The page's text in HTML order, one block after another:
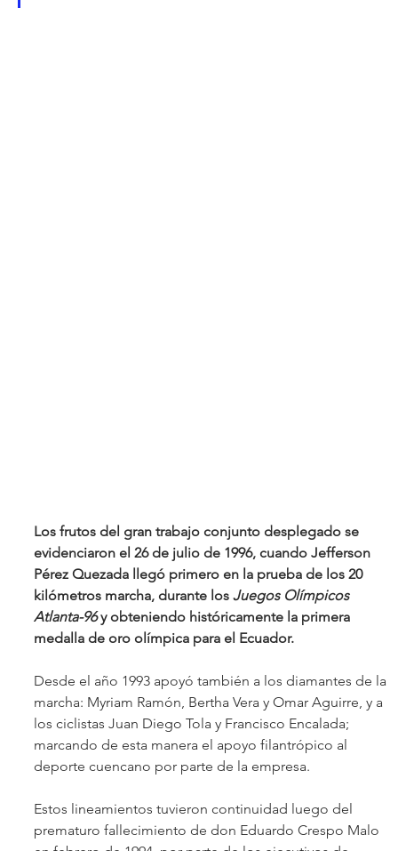
Los frutos del gran trabajo conjunto desplegado se
evidenciaron el 26 de julio de 1996, cuando Jefferson
Pérez Quezada llegó primero en la prueba de los 20
kilómetros marcha, durante los Juegos Olímpicos
Atlanta-96 y obteniendo históricamente la primera
medalla de oro olímpica para el Ecuador.
Desde el año 1993 apoyó también a los diamantes de la
marcha: Myriam Ramón, Bertha Vera y Omar Aguirre, y a
los ciclistas Juan Diego Tola y Francisco Encalada;
marcando de esta manera el apoyo filantrópico al
deporte cuencano por parte de la empresa.
Estos lineamientos tuvieron continuidad luego del
prematuro fallecimiento de don Eduardo Crespo Malo